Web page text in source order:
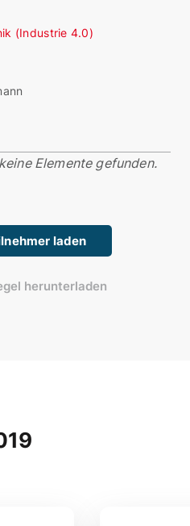
(Industrie 4.0)
Elemente gefunden.
laden
herunterladen